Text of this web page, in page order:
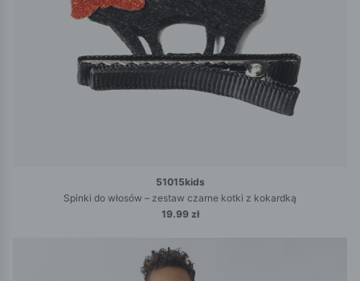
51015kids
Spinki do włosów – zestaw czarne kotki z kokardką
19.99 zł